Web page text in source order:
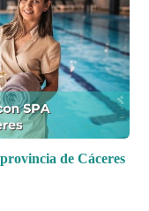
de Cáceres